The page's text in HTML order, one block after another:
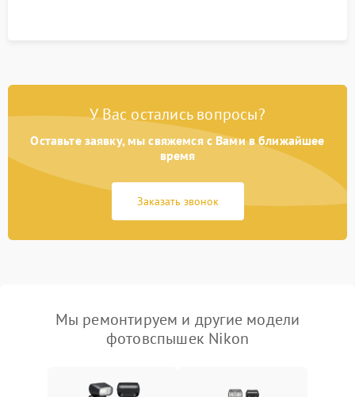
У Вас остались вопросы?
Оставьте заявку, мы свяжемся с Вами в ближайшее
время
Заказать звонок
Мы ремонтируем и другие модели
фотовспышек Nikon